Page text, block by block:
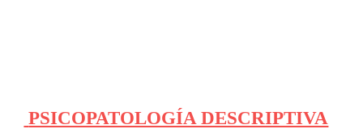
PSICOPATOLOGÍA DESCRIPTIVA